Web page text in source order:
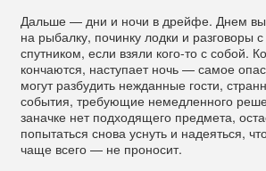
Дальше — дни и ночи в дрейфе. Днем вы
на рыбалку, починку лодки и разговоры
спутником, если взяли кого-то с собой.
кончаются, наступает ночь — самое
могут разбудить нежданные гости,
события, требующие немедленного
заначке нет подходящего предмета,
попытаться снова уснуть и надеяться,
чаще всего — не проносит.